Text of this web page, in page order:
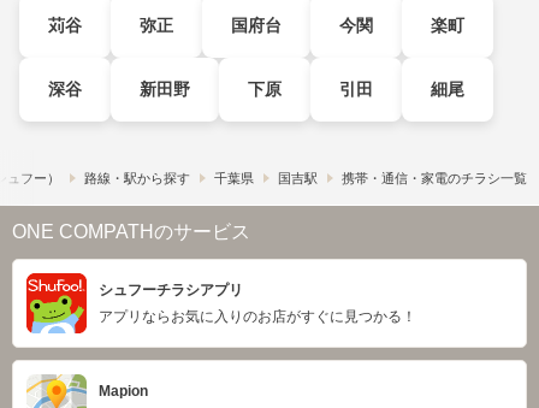
苅谷 弥正 国府台 今関 楽町
深谷 新田野 下原 引田 細尾
フー） 路線・駅から探す 千葉県 国吉駅 携帯・通信・家電のチラシ一覧
ONE COMPATHのサービス
シュフーチラシアプリ
アプリならお気に入りのお店がすぐに見つかる！
Mapion